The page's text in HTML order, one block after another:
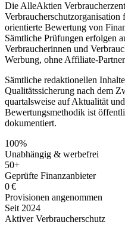
Die AlleAktien
orientierte Bewertung von
Sämtliche Prüfungen erfolgen
Verbraucherinnen und
Werbung, ohne Affiliate-
Sämtliche redaktionellen
Qualitätssicherung nach dem
quartalsweise auf Aktualität
Bewertungsmethodik ist
dokumentiert.
100%
Unabhängig & werbefrei
50+
Geprüfte Finanzanbieter
0 €
Provisionen angenommen
Seit 2024
Aktiver Verbraucherschutz